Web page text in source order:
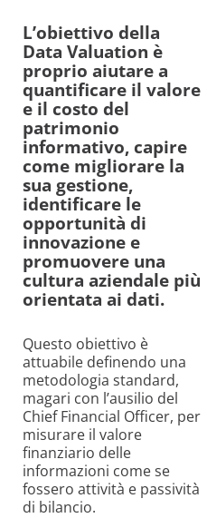
L’obiettivo della
Data Valuation è
proprio aiutare a
quantificare il valore
e il costo del
patrimonio
informativo, capire
come migliorare la
sua gestione,
identificare le
opportunità di
innovazione e
promuovere una
cultura aziendale più
orientata ai dati.
Questo obiettivo è
attuabile definendo una
metodologia standard,
magari con l’ausilio del
Chief Financial Officer, per
misurare il valore
finanziario delle
informazioni come se
fossero attività e passività
di bilancio.